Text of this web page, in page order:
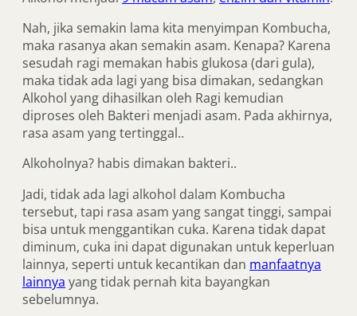
Nah, jika semakin lama kita menyimpan Kombucha,
maka rasanya akan semakin asam. Kenapa? Karena
sesudah ragi memakan habis glukosa (dari gula),
maka tidak ada lagi yang bisa dimakan, sedangkan
Alkohol yang dihasilkan oleh Ragi kemudian
diproses oleh Bakteri menjadi asam. Pada akhirnya,
rasa asam yang tertinggal..
Alkoholnya? habis dimakan bakteri..
Jadi, tidak ada lagi alkohol dalam Kombucha
tersebut, tapi rasa asam yang sangat tinggi, sampai
bisa untuk menggantikan cuka. Karena tidak dapat
diminum, cuka ini dapat digunakan untuk keperluan
lainnya, seperti untuk kecantikan dan manfaatnya
lainnya yang tidak pernah kita bayangkan
sebelumnya.